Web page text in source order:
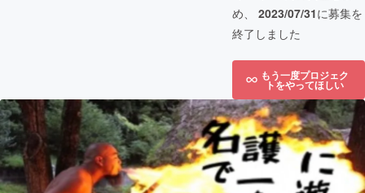
め、 2023/07/31に募集を
終了しました
もう一度プロジェク
トをやってほしい